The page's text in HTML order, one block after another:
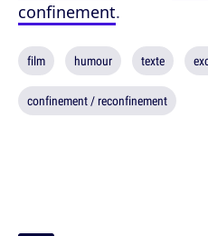
confinement.
film humour texte
confinement / reconfinement